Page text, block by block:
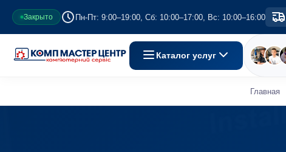
Закрыто Пн-Пт: 9:00–19:00, Сб: 10:00–17:00, Вс: 10:00–16:00
Каталог услуг
Главная